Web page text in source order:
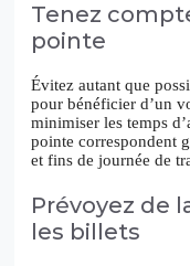
Tenez
pointe
Évitez autant que
pour bénéficier d’un
minimiser les temps
pointe correspondent
et fins de journée de
Prévoyez de
les billets